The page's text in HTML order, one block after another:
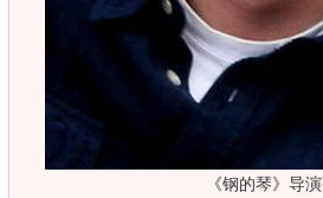
《钢的琴》导